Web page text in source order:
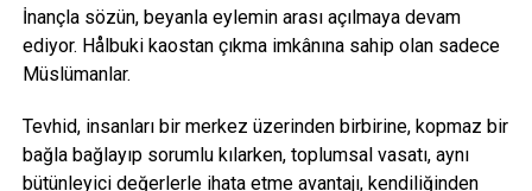
İnançla sözün, beyanla eylemin arası açılmaya devam
ediyor. Hålbuki kaostan çıkma imkânına sahip olan sadece
Müslümanlar.
Tevhid, insanları bir merkez üzerinden birbirine, kopmaz bir
bağla bağlayıp sorumlu kılarken, toplumsal vasatı, aynı
bütünleyici değerlerle ihata etme avantajı, kendiliğinden